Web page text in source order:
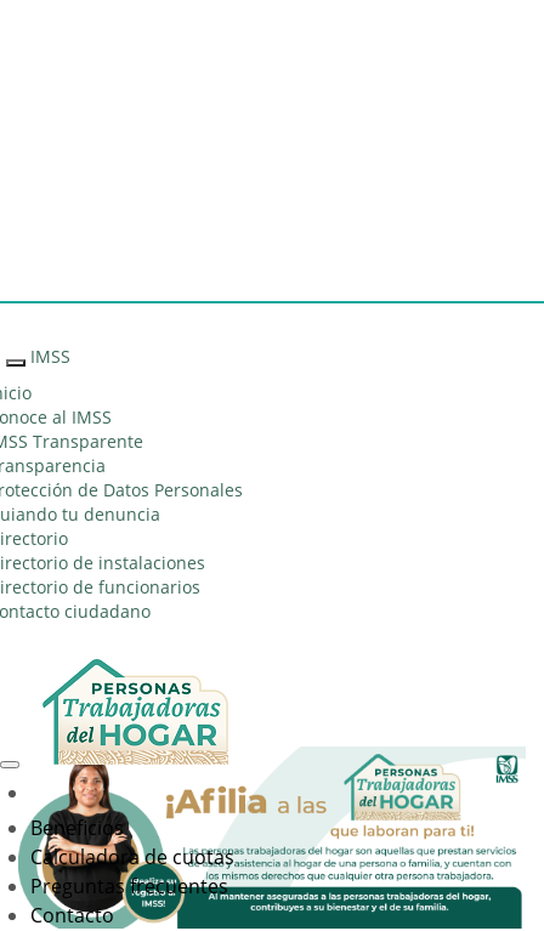
el IMSS al
Interruptor
de
Navegación
IMSS
al IMSS
Transparente
de Datos Personales
tu denuncia
de instalaciones
de funcionarios
ciudadano
Beneficios
Calculadora de cuotas
Preguntas frecuentes
Contacto